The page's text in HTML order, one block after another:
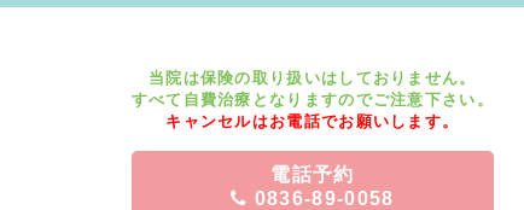
当院は保険の取り扱いはしておりません。
すべて自費治療となりますのでご注意下さい。
キャンセルはお電話でお願いします。
電話予約
0836-89-0058